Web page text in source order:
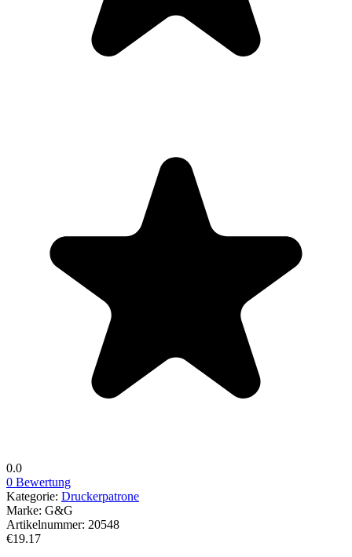
0.0
0 Bewertung
Kategorie: Druckerpatrone
Marke: G&G
Artikelnummer: 20548
€19.17